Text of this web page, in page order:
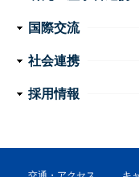
ナ
ビ
ゲ
ー
ョ
産学官連携
重点プロジェクト・研
研究支援
研究公正
国際交流
外国人留学生の手引き
国際交流会館
社会連携
公開講座
高大連携
地域医療教育研究拠点
震災支援
採用情報